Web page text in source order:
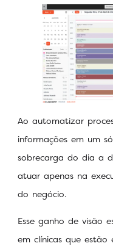
Ao automatizar
informações em um
sobrecarga do dia a
atuar apenas na
do negócio.
Esse ganho de visão
em clínicas que estão